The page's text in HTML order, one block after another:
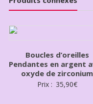
Boucles d’oreilles
Pendantes en argent
oxyde de zirconium
Prix : 35,90€